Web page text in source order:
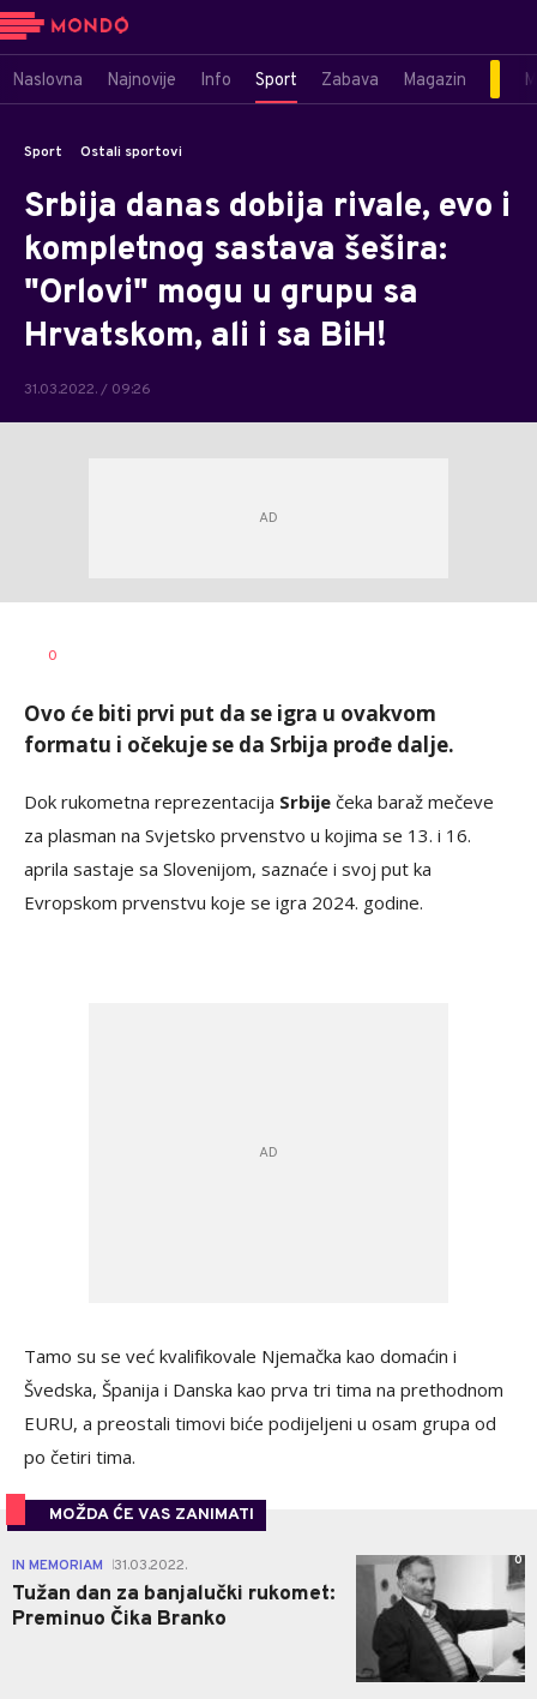
Naslovna Najnovije Info Sport Zabava Magazin
Sport Ostali sportovi
Srbija danas dobija rivale, evo i
kompletnog sastava šešira:
"Orlovi" mogu u grupu sa
Hrvatskom, ali i sa BiH!
31.03.2022. / 09:26
AUTOR
0
Ovo će biti prvi put da se igra u ovakvom
formatu i očekuje se da Srbija prođe dalje.
Dok rukometna reprezentacija Srbije čeka baraž mečeve
za plasman na Svjetsko prvenstvo u kojima se 13. i 16.
aprila sastaje sa Slovenijom, saznaće i svoj put ka
Evropskom prvenstvu koje se igra 2024. godine.
Tamo su se već kvalifikovale Njemačka kao domaćin i
Švedska, Španija i Danska kao prva tri tima na prethodnom
EURU, a preostali timovi biće podijeljeni u osam grupa od
po četiri tima.
MOŽDA ĆE VAS ZANIMATI
IN MEMORIAM 31.03.2022.
Tužan dan za banjalučki rukomet:
Preminuo Čika Branko
0